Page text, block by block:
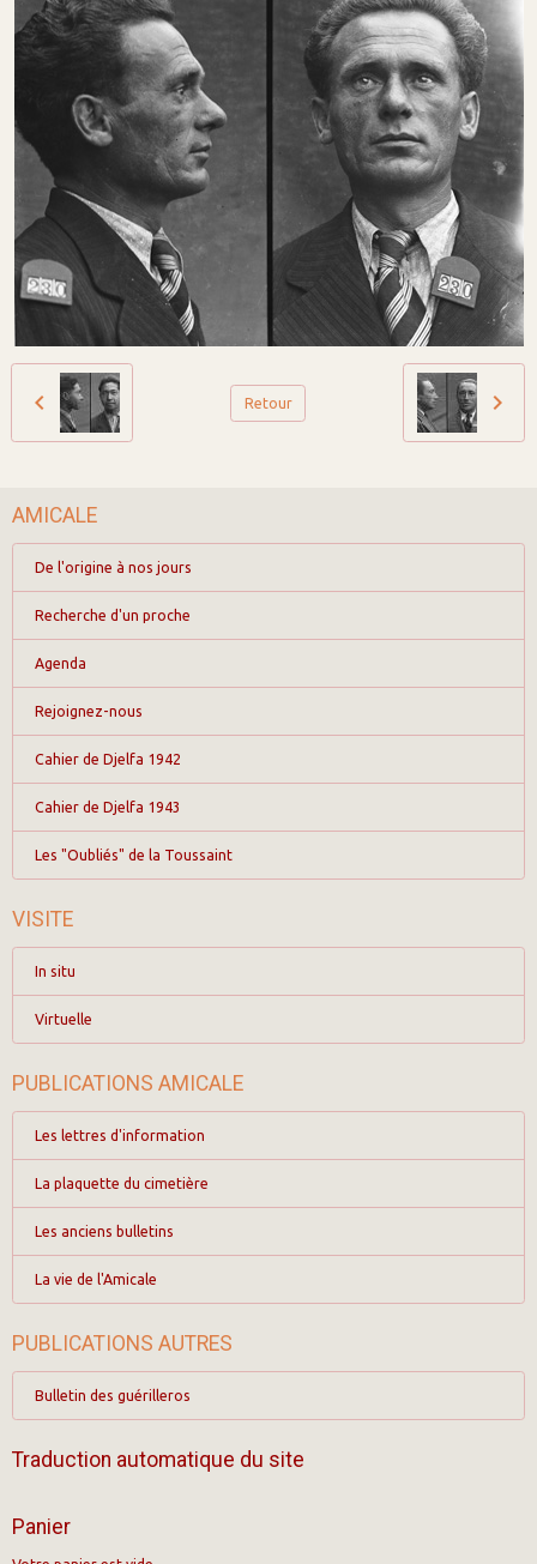
Retour
AMICALE
De l'origine à nos jours
Recherche d'un proche
Agenda
Rejoignez-nous
Cahier de Djelfa 1942
Cahier de Djelfa 1943
Les "Oubliés" de la Toussaint
VISITE
In situ
Virtuelle
PUBLICATIONS AMICALE
Les lettres d'information
La plaquette du cimetière
Les anciens bulletins
La vie de l'Amicale
PUBLICATIONS AUTRES
Bulletin des guérilleros
Traduction automatique du site
Panier